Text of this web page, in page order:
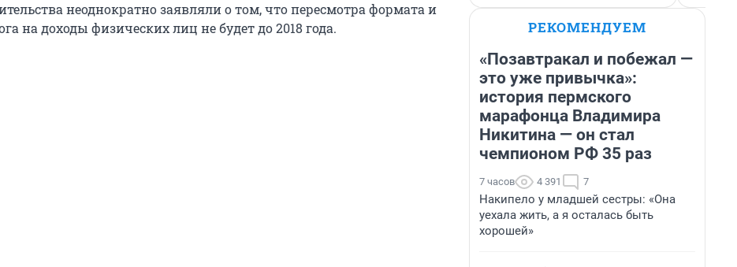
неоднократно заявляли о том, что пересмотра формата и
на доходы физических лиц не будет до 2018 года.
РЕКОМЕНДУЕМ
«Позавтракал и побежал —
это уже привычка»:
история пермского
марафонца Владимира
Никитина — он стал
чемпионом РФ 35 раз
7 часов 4 391 7
Накипело у младшей сестры: «Она
уехала жить, а я осталась быть
хорошей»